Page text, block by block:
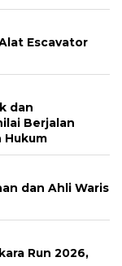
Escavator
dan
Berjalan
Hukum
dan Ahli Waris
Run 2026,